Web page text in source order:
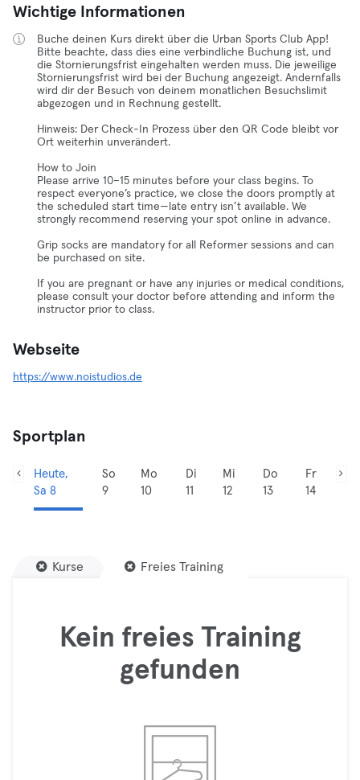
Wichtige Informationen
Buche deinen Kurs direkt über die Urban Sports Club App!
Bitte beachte, dass dies eine verbindliche Buchung ist, und
die Stornierungsfrist eingehalten werden muss. Die jeweilige
Stornierungsfrist wird bei der Buchung angezeigt. Andernfalls
wird dir der Besuch von deinem monatlichen Besuchslimit
abgezogen und in Rechnung gestellt.
Hinweis: Der Check-In Prozess über den QR Code bleibt vor
Ort weiterhin unverändert.
How to Join
Please arrive 10–15 minutes before your class begins. To
respect everyone’s practice, we close the doors promptly at
the scheduled start time—late entry isn’t available. We
strongly recommend reserving your spot online in advance.
Grip socks are mandatory for all Reformer sessions and can
be purchased on site.
If you are pregnant or have any injuries or medical conditions,
please consult your doctor before attending and inform the
instructor prior to class.
Webseite
https://www.noistudios.de
Sportplan
Heute,
Sa 8
So
9
Mo
10
Di
11
Mi
12
Do
13
Fr
14
Kurse Freies Training
Kein freies Training
gefunden